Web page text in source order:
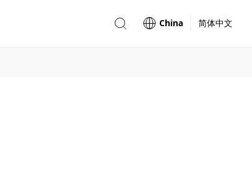
China 简体中文